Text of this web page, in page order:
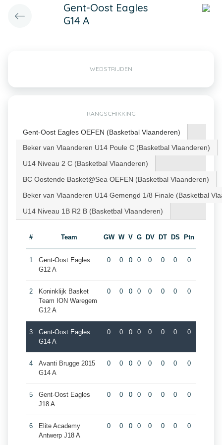
Gent-Oost Eagles
G14 A
WEDSTRIJDEN
RANGSCHIKKING
Gent-Oost Eagles OEFEN (Basketbal Vlaanderen)
Beker van Vlaanderen U14 Poule C (Basketbal Vlaanderen)
U14 Niveau 2 C (Basketbal Vlaanderen)
BC Oostende Basket@Sea OEFEN (Basketbal Vlaanderen)
Beker van Vlaanderen U14 Gemengd 1/8 Finale (Basketbal
U14 Niveau 1B R2 B (Basketbal Vlaanderen)
# Team GW W V G DV DT DS Ptn
1
Gent-Oost Eagles
G12 A
0 0 0 0 0 0 0 0
2
Koninklijk Basket
Team ION Waregem
G12 A
0 0 0 0 0 0 0 0
3
Gent-Oost Eagles
G14 A
0 0 0 0 0 0 0 0
4
Avanti Brugge 2015
G14 A
0 0 0 0 0 0 0 0
5
Gent-Oost Eagles
J18 A
0 0 0 0 0 0 0 0
6
Elite Academy
Antwerp J18 A
0 0 0 0 0 0 0 0